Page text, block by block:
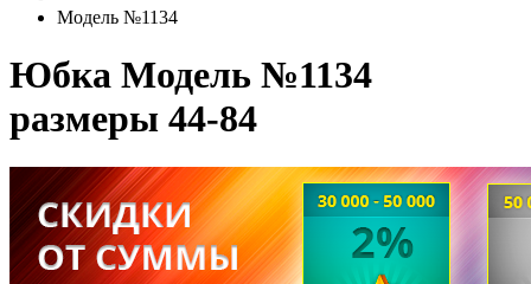
Модель №1134
Юбка Модель №1134
размеры 44-84